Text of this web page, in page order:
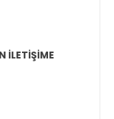
İLETİŞİME